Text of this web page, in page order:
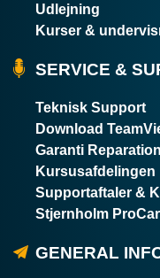
Udlejning
Kurser &
SERVICE &
Teknisk Support
Download
Garanti
Kursusafdelingen
Supportaftaler &
Stjernholm
GENERAL